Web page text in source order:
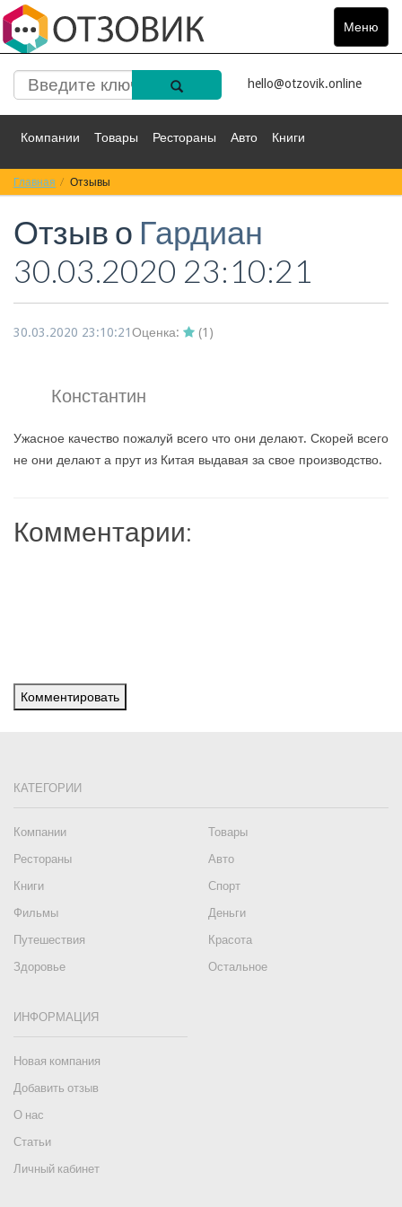
Меню
Toggle
hello@otzovik.online
Компании Товары Рестораны Авто Книги
Спорт Фильмы
Красота Здоровье Остальное
Главная Отзывы
Отзыв о Гардиан
30.03.2020 23:10:21
30.03.2020 23:10:21Оценка: (1 )
Константин
Ужасное качество пожалуй всего что они делают. Скорей всего
не они делают а прут из Китая выдавая за свое производство.
Комментарии:
Комментировать
КАТЕГОРИИ
Компании
Товары
Рестораны
Авто
Книги
Спорт
Фильмы
Деньги
Путешествия
Красота
Здоровье
Остальное
ИНФОРМАЦИЯ
Новая компания
Добавить отзыв
О нас
Статьи
Личный кабинет